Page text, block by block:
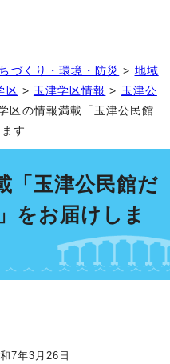
づくり・環境・防災 > 地域
区 > 玉津学区情報 > 玉津公
区の情報満載「玉津公民館
す
「玉津公民館だ
をお届けしま
7年3月26日